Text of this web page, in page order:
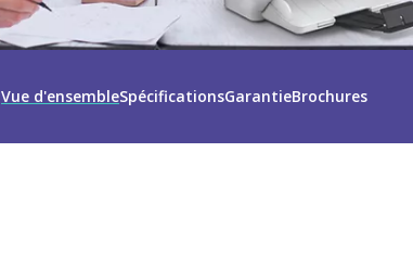
Vue d'ensembleSpécificationsGarantieBrochures